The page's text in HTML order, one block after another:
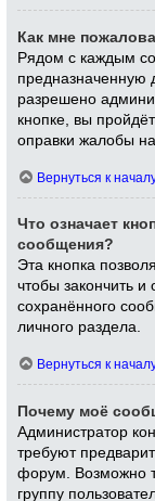
Как мне
Рядом с каждым
предназначенную
разрешено
кнопке, вы
оправки жалобы
Вернуться к
Что означает
сообщения?
Эта кнопка
чтобы закончить и
сохранённого
личного раздела.
Вернуться к
Почему моё
Администратор
требуют
форум. Возможно
группу